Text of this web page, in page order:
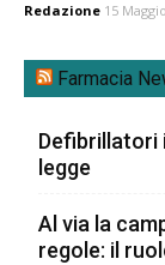
Redazione 15
Farmacia
Defibrillatori
legge
Al via la
regole: il